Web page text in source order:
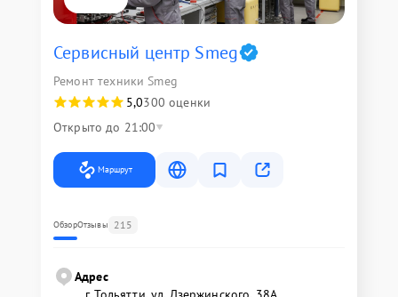
Сервисный центр Smeg
Ремонт техники Smeg
5,0300 оценки
Открыто до 21:00
Маршрут
ОбзорОтзывы 215
Адрес